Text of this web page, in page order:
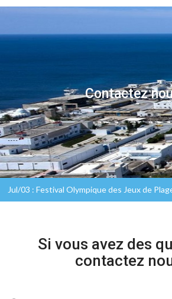
Contactez
Si vous avez des
contactez